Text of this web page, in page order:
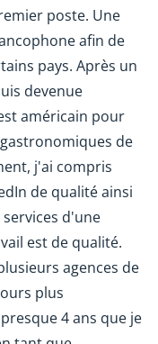
poste. Une
afin de
pays. Après un
devenue
américain pour
de
j'ai compris
de qualité ainsi
services d'une
est de qualité.
agences de
plus
4 ans que je